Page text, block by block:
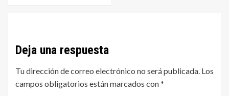
Deja una respuesta
Tu dirección de correo electrónico no será publicada. Los
campos obligatorios están marcados con*